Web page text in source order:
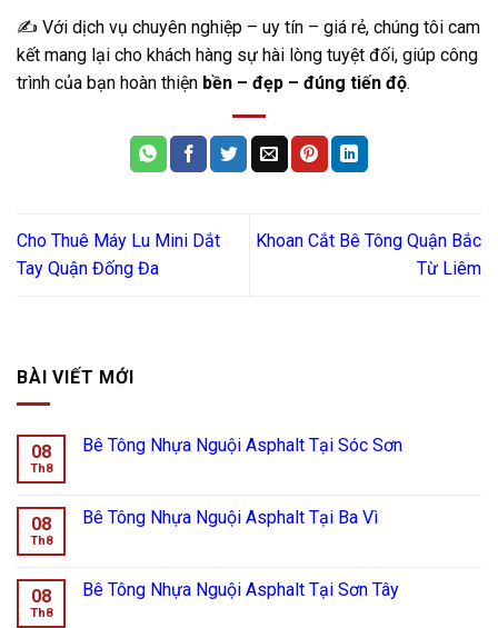
✍️ Với dịch vụ chuyên nghiệp – uy tín – giá rẻ, chúng tôi cam
kết mang lại cho khách hàng sự hài lòng tuyệt đối, giúp công
trình của bạn hoàn thiện bền – đẹp – đúng tiến độ.
Cho Thuê Máy Lu Mini Dắt
Tay Quận Đống Đa
Khoan Cắt Bê Tông Quận Bắc
Từ Liêm
BÀI VIẾT MỚI
08
Th8
Bê Tông Nhựa Nguội Asphalt Tại Sóc Sơn
08
Th8
Bê Tông Nhựa Nguội Asphalt Tại Ba Vì
08
Th8
Bê Tông Nhựa Nguội Asphalt Tại Sơn Tây